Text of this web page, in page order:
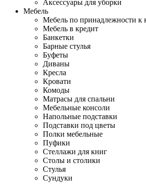
Аксессуары для уборки
Мебель
Мебель по принадлежности к
Мебель в кредит
Банкетки
Барные стулья
Буфеты
Диваны
Кресла
Кровати
Комоды
Матрасы для спальни
Мебельные консоли
Напольные подставки
Подставки под цветы
Полки мебельные
Пуфики
Стеллажи для книг
Столы и столики
Стулья
Сундуки